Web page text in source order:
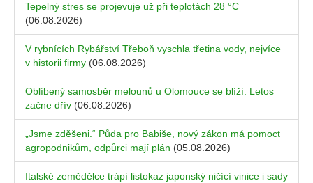
Tepelný stres se projevuje už při teplotách 28 °C
(06.08.2026)
V rybnících Rybářství Třeboň vyschla třetina vody, nejvíce
v historii firmy (06.08.2026)
Oblíbený samosběr melounů u Olomouce se blíží. Letos
začne dřív (06.08.2026)
„Jsme zděšeni.“ Půda pro Babiše, nový zákon má pomoct
agropodnikům, odpůrci mají plán (05.08.2026)
Italské zemědělce trápí listokaz japonský ničící vinice i sady